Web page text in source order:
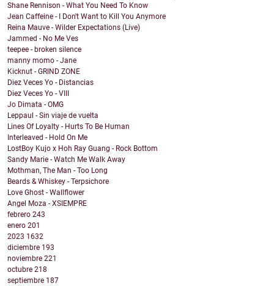
Shane Rennison - What You Need To Know
Jean Caffeine - I Don't Want to Kill You Anymore
Reina Mauve - Wilder Expectations (Live)
Jammed - No Me Ves
teepee - broken silence
manny momo - Jane
Kicknut - GRIND ZONE
Diez Veces Yo - Distancias
Diez Veces Yo - VIII
Jo Dimata - OMG
Leppaul - Sin viaje de vuelta
Lines Of Loyalty - Hurts To Be Human
Interleaved - Hold On Me
LostBoy Kujo x Hoh Ray Guang - Rock Bottom
Sandy Marie - Watch Me Walk Away
Mothman, The Man - Too Long
Beards & Whiskey - Terpsichore
Love Ghost - Wallflower
Angel Moza - XSIEMPRE
febrero 243
enero 201
2023 1632
diciembre 193
noviembre 221
octubre 218
septiembre 187